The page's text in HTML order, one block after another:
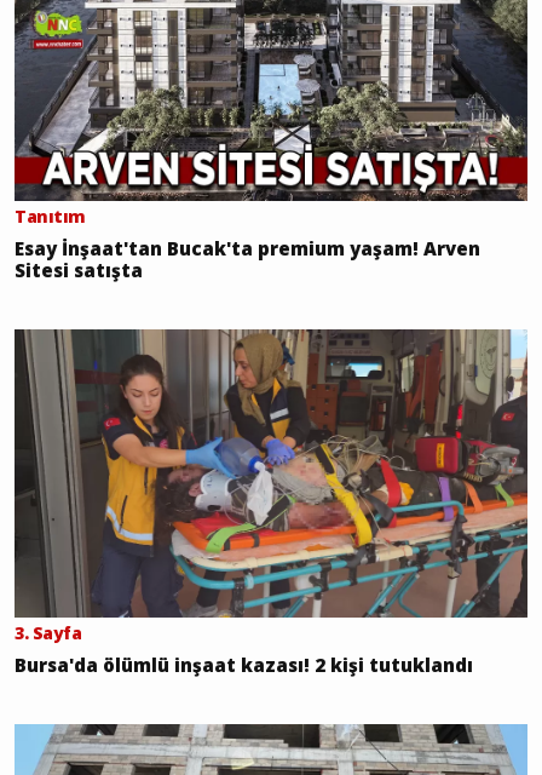
Tanıtım
Esay İnşaat'tan Bucak'ta premium yaşam! Arven
Sitesi satışta
3. Sayfa
Bursa'da ölümlü inşaat kazası! 2 kişi tutuklandı